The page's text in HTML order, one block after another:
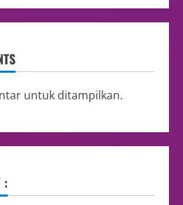
untuk ditampilkan.
: